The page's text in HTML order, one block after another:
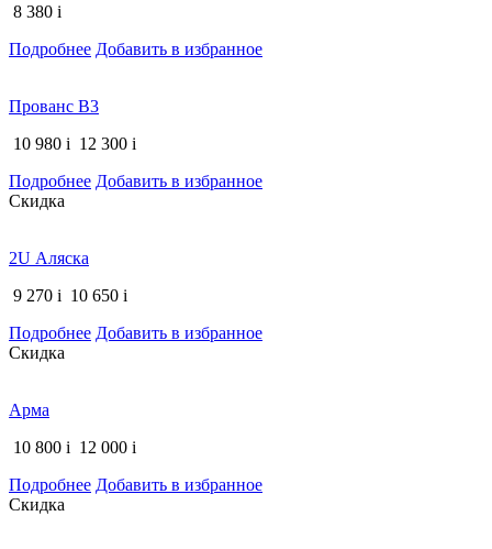
8 380 i
Подробнее Добавить в избранное
Прованс В3
10 980 i 12 300 i
Подробнее Добавить в избранное
Скидка
2U Аляска
9 270 i 10 650 i
Подробнее Добавить в избранное
Скидка
Арма
10 800 i 12 000 i
Подробнее Добавить в избранное
Скидка